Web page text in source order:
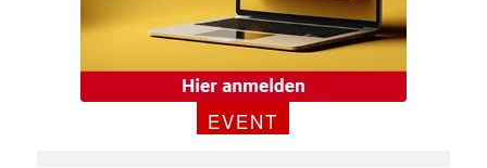
EVENT